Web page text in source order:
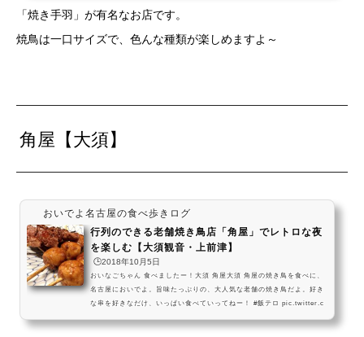
とくち焼き鳥と共に、名古屋の夜を楽しんでねーっ pic.twitter.com/wR
県名古屋市中区栄３丁目２−２７ うを与ビ...
「焼き手羽」が有名なお店です。
焼鳥は一口サイズで、色んな種類が楽しめますよ～
角屋【大須】
おいでよ名古屋の食べ歩きログ
行列のできる老舗焼き鳥店「角屋」でレトロな夜
を楽しむ【大須観音・上前津】
🕒️2018年10月5日
おいなごちゃん 食べましたー！大須 角屋大須 角屋の焼き鳥を食べに、
名古屋においでよ。旨味たっぷりの、大人気な老舗の焼き鳥だよ。好き
な串を好きなだけ、いっぱい食べていってねー！ #飯テロ pic.twitter.c